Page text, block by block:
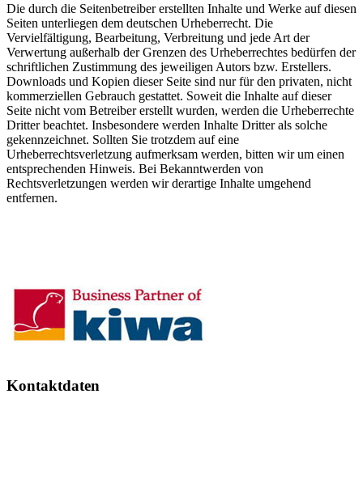
Die durch die Seitenbetreiber erstellten Inhalte und Werke auf diesen
Seiten unterliegen dem deutschen Urheberrecht. Die
Vervielfältigung, Bearbeitung, Verbreitung und jede Art der
Verwertung außerhalb der Grenzen des Urheberrechtes bedürfen der
schriftlichen Zustimmung des jeweiligen Autors bzw. Erstellers.
Downloads und Kopien dieser Seite sind nur für den privaten, nicht
kommerziellen Gebrauch gestattet. Soweit die Inhalte auf dieser
Seite nicht vom Betreiber erstellt wurden, werden die Urheberrechte
Dritter beachtet. Insbesondere werden Inhalte Dritter als solche
gekennzeichnet. Sollten Sie trotzdem auf eine
Urheberrechtsverletzung aufmerksam werden, bitten wir um einen
entsprechenden Hinweis. Bei Bekanntwerden von
Rechtsverletzungen werden wir derartige Inhalte umgehend
entfernen.
Kontaktdaten